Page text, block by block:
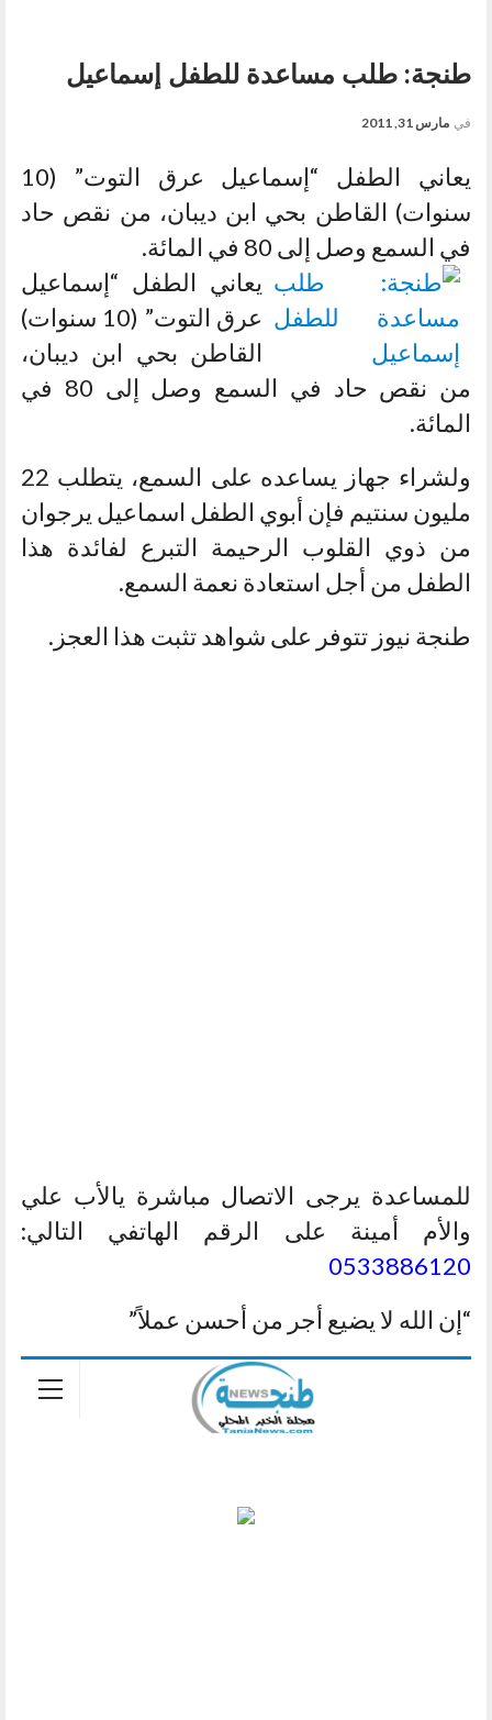
طنجة: طلب مساعدة للطفل إسماعيل
في مارس 31, 2011
يعاني الطفل “إسماعيل عرق التوت” (10
سنوات) القاطن بحي ابن ديبان، من نقص حاد
في السمع وصل إلى 80 في المائة.
يعاني الطفل “إسماعيل
عرق التوت” (10 سنوات)
القاطن بحي ابن ديبان،
من نقص حاد في السمع وصل إلى 80 في
المائة.
ولشراء جهاز يساعده على السمع، يتطلب 22
مليون سنتيم فإن أبوي الطفل اسماعيل يرجوان
من ذوي القلوب الرحيمة التبرع لفائدة هذا
الطفل من أجل استعادة نعمة السمع.
طنجة نيوز تتوفر على شواهد تثبت هذا العجز.
للمساعدة يرجى الاتصال مباشرة يالأب علي
والأم أمينة على الرقم الهاتفي التالي:
0533886120
“إن الله لا يضيع أجر من أحسن عملاً”